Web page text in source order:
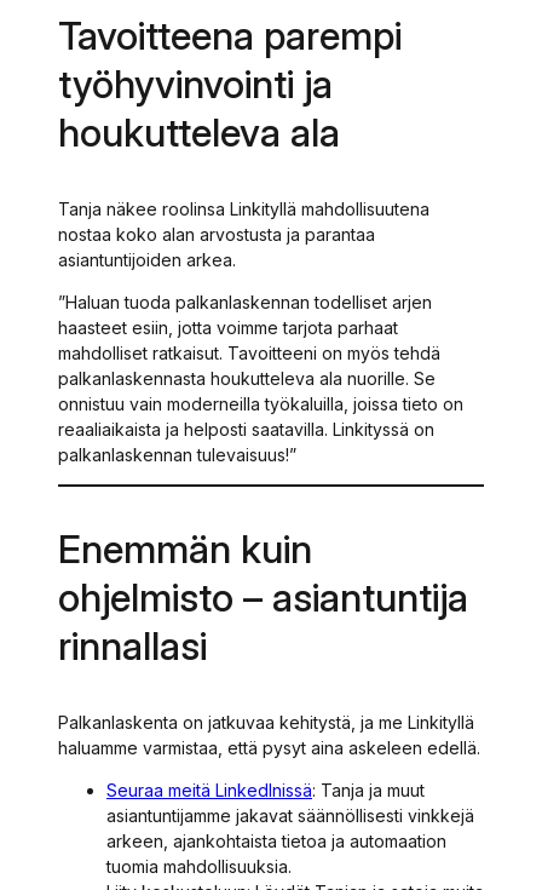
Tavoitteena parempi
työhyvinvointi ja
houkutteleva ala
Tanja näkee roolinsa Linkityllä mahdollisuutena
nostaa koko alan arvostusta ja parantaa
asiantuntijoiden arkea.
”Haluan tuoda palkanlaskennan todelliset arjen
haasteet esiin, jotta voimme tarjota parhaat
mahdolliset ratkaisut. Tavoitteeni on myös tehdä
palkanlaskennasta houkutteleva ala nuorille. Se
onnistuu vain moderneilla työkaluilla, joissa tieto on
reaaliaikaista ja helposti saatavilla. Linkityssä on
palkanlaskennan tulevaisuus!”
Enemmän kuin
ohjelmisto – asiantuntija
rinnallasi
Palkanlaskenta on jatkuvaa kehitystä, ja me Linkityllä
haluamme varmistaa, että pysyt aina askeleen edellä.
Seuraa meitä LinkedInissä: Tanja ja muut
asiantuntijamme jakavat säännöllisesti vinkkejä
arkeen, ajankohtaista tietoa ja automaation
tuomia mahdollisuuksia.